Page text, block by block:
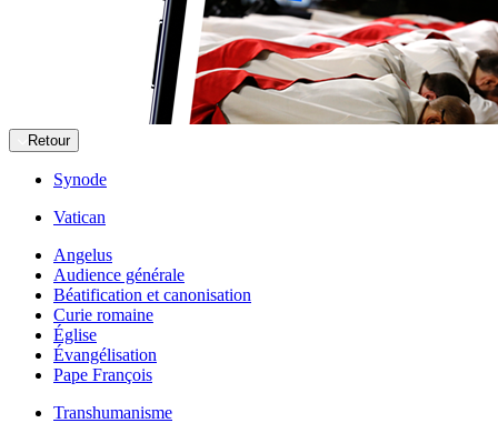
Retour
Synode
Vatican
Angelus
Audience générale
Béatification et canonisation
Curie romaine
Église
Évangélisation
Pape François
Transhumanisme